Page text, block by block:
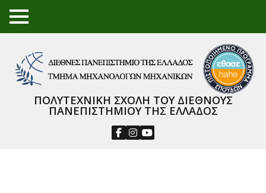
TO
GGL
NU
ΠΟΛΥΤΕΧΝΙΚΗ ΣΧΟΛΗ ΤΟΥ ΔΙΕΘΝΟΥΣ
ΠΑΝΕΠΙΣΤΗΜΙΟΥ ΤΗΣ ΕΛΛΑΔΟΣ